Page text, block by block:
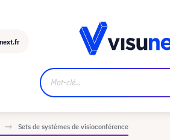
Sets de systèmes de visioconférence